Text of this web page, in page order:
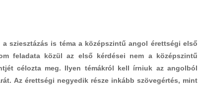
sziesztázás is téma a középszintű angol érettségi első
feladata közül az első kérdései nem a középszintű
célozta meg. Ilyen témákról kell írniuk az angolból
Az érettségi negyedik része inkább szövegértés, mint